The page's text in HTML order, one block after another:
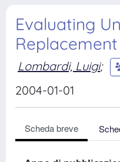
Evaluating
Lombardi, Luigi;
2004-01-01
Scheda breve